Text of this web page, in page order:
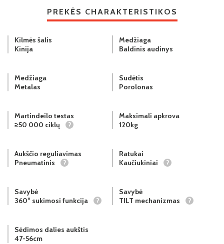
PREKĖS CHARAKTERISTIKOS
Kilmės šalis
Kinija
Medžiaga
Baldinis audinys
Medžiaga
Metalas
Sudėtis
Porolonas
Martindeilo testas
≥50 000 ciklų
?
Maksimali apkrova
120kg
Aukščio reguliavimas
Pneumatinis
?
Ratukai
Kaučiukiniai
?
Savybė
360° sukimosi funkcija
?
Savybė
TILT mechanizmas
?
Sėdimos dalies aukštis
47-56cm